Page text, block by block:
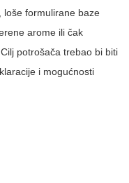
loše formulirane baze
arome ili čak
potrošača trebao bi biti
i mogućnosti